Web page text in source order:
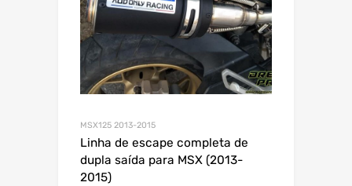
MSX125 2013-2015
Linha de escape completa de
dupla saída para MSX (2013-
2015)